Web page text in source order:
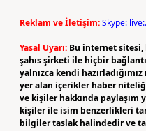
Reklam ve İletişim:Skype:
Yasal Uyarı: Bu internet
şahıs şirketi ile hiçbir
yalnızca kendi
yer alan içerikler haber
ve kişiler hakkında paylaşım
kişiler ile isim benzerlikleri
bilgiler taslak halindedir ve